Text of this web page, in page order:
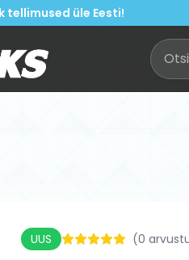
tellimused üle Eesti!
UUS (0